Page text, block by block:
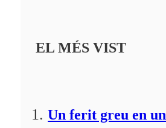
EL MÉS VIST
Un ferit greu en